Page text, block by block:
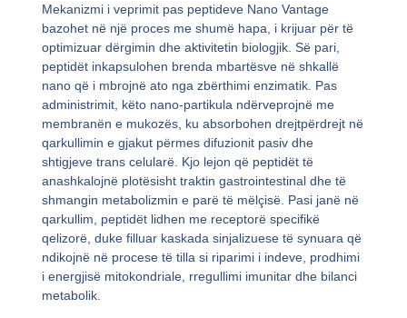
Mekanizmi i veprimit pas peptideve Nano Vantage
bazohet në një proces me shumë hapa, i krijuar për të
optimizuar dërgimin dhe aktivitetin biologjik. Së pari,
peptidët inkapsulohen brenda mbartësve në shkallë
nano që i mbrojnë ato nga zbërthimi enzimatik. Pas
administrimit, këto nano-partikula ndërveprojnë me
membranën e mukozës, ku absorbohen drejtpërdrejt në
qarkullimin e gjakut përmes difuzionit pasiv dhe
shtigjeve trans celularë. Kjo lejon që peptidët të
anashkalojnë plotësisht traktin gastrointestinal dhe të
shmangin metabolizmin e parë të mëlçisë. Pasi janë në
qarkullim, peptidët lidhen me receptorë specifikë
qelizorë, duke filluar kaskada sinjalizuese të synuara që
ndikojnë në procese të tilla si riparimi i indeve, prodhimi
i energjisë mitokondriale, rregullimi imunitar dhe bilanci
metabolik.